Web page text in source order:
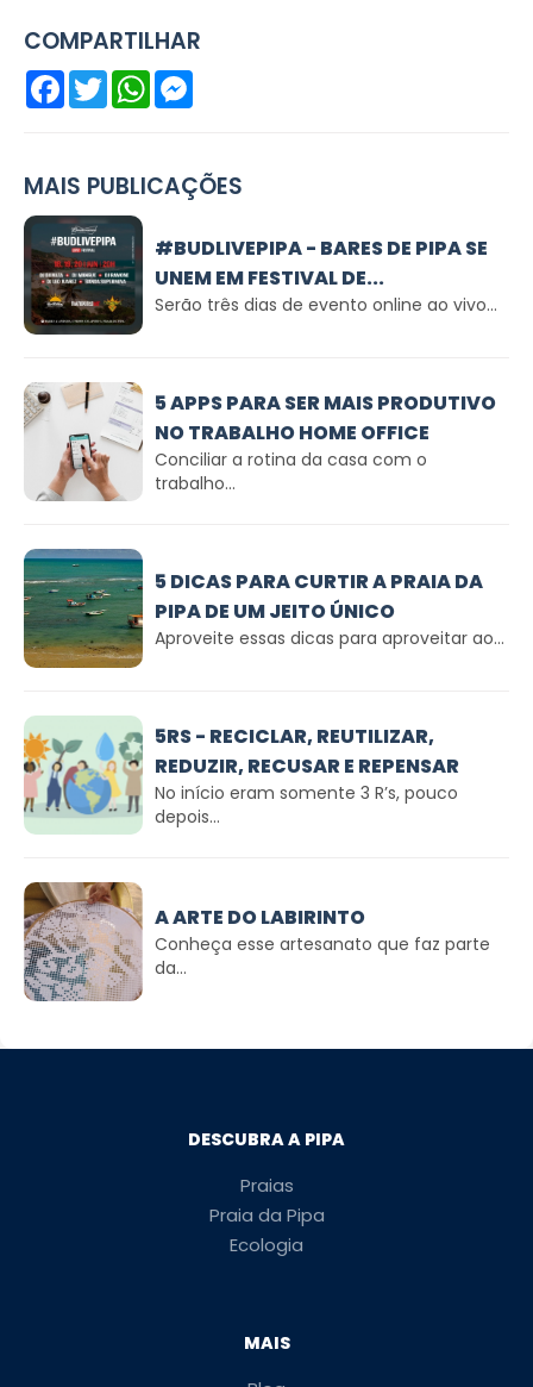
COMPARTILHAR
Facebook
TwitterWhatsApp
MAIS PUBLICAÇÕES
#BUDLIVEPIPA - BARES DE PIPA SE
UNEM EM FESTIVAL DE...
Serão três dias de evento online ao vivo...
5 APPS PARA SER MAIS PRODUTIVO
NO TRABALHO HOME OFFICE
Conciliar a rotina da casa com o
trabalho...
5 DICAS PARA CURTIR A PRAIA DA
PIPA DE UM JEITO ÚNICO
Aproveite essas dicas para aproveitar ao...
5RS - RECICLAR, REUTILIZAR,
REDUZIR, RECUSAR E REPENSAR
No início eram somente 3 R’s, pouco
depois...
A ARTE DO LABIRINTO
Conheça esse artesanato que faz parte
da...
DESCUBRA A PIPA
Praias
Praia da Pipa
Ecologia
MAIS